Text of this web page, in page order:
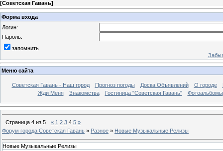
[Советская Гавань]
Форма входа
Логин:
Пароль:
запомнить
Меню сайта
Советская Гавань - Наш город Прогноз погоды Доска Объявлений О городе
Жди Меня
Знакомства Гостиница "Советская Гавань" Фотоальбомы
Страница 4 из 5 « 1 2 3 4 5 »
Форум города Советская Гавань » Разное » Новые Музыкальные Релизы
Новые Музыкальные Релизы